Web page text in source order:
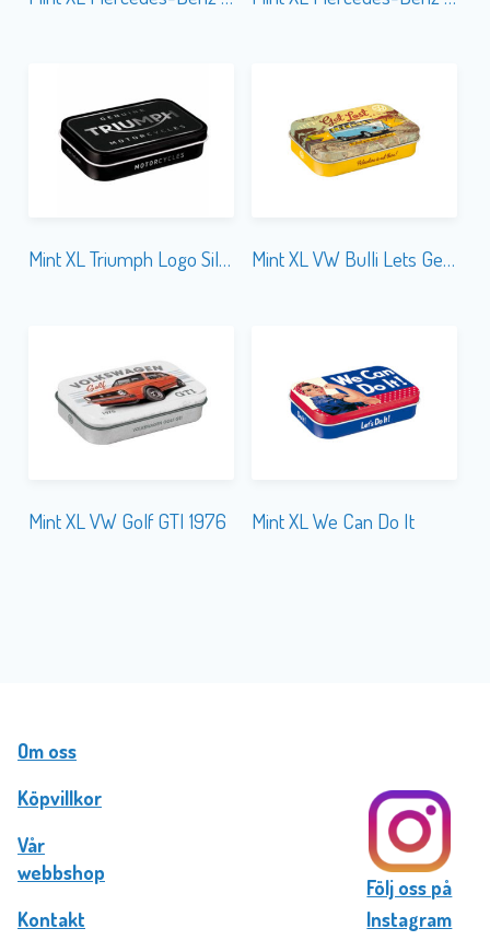
Mint XL Triumph Logo Silver Mint XL VW Bulli Lets Get Lost
Mint XL VW Golf GTI 1976 Mint XL We Can Do It
Om oss
Köpvillkor
Vår
webbshop
Kontakt
Följ oss på
Instagram